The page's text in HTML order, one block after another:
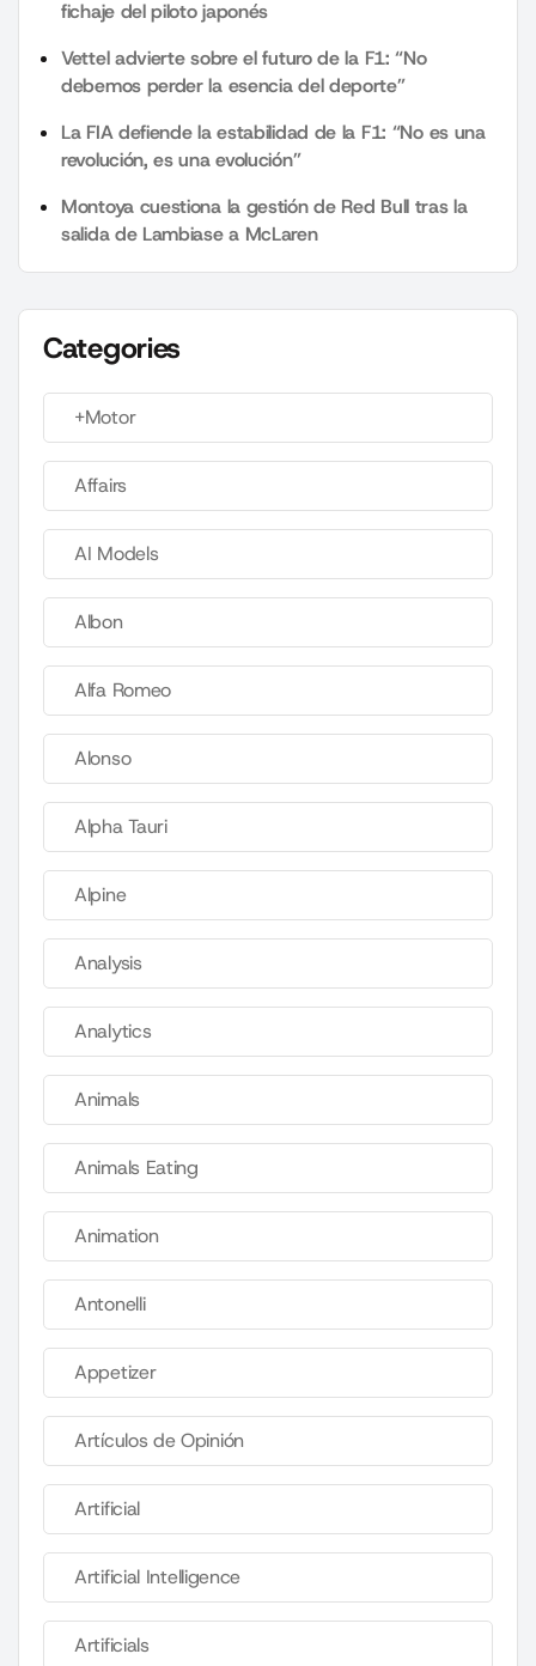
fichaje del piloto japonés
Vettel advierte sobre el futuro de la F1: “No
debemos perder la esencia del deporte”
La FIA defiende la estabilidad de la F1: “No es una
revolución, es una evolución”
Montoya cuestiona la gestión de Red Bull tras la
salida de Lambiase a McLaren
Categories
+Motor
Affairs
AI Models
Albon
Alfa Romeo
Alonso
Alpha Tauri
Alpine
Analysis
Analytics
Animals
Animals Eating
Animation
Antonelli
Appetizer
Artículos de Opinión
Artificial
Artificial Intelligence
Artificials